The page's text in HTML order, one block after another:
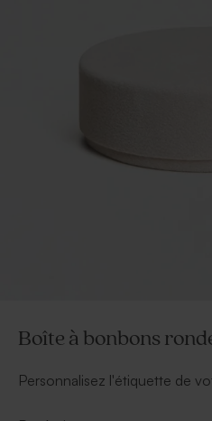
Boîte à bonbons
Personnalisez l'étiquette de